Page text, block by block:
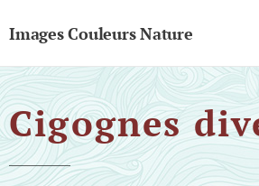
Images Couleurs Nature
Cigognes